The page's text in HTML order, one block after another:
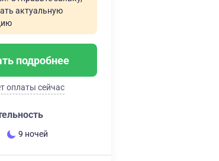
актуальную
подробнее
оплаты сейчас
9 ночей